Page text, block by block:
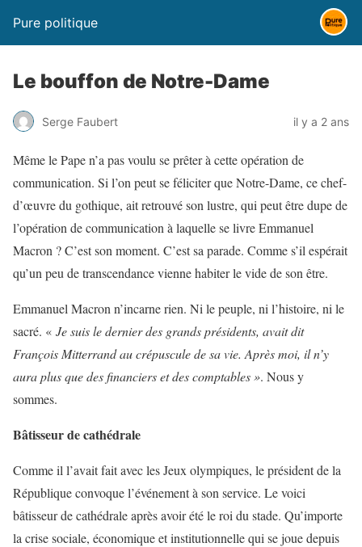
Pure politique
Le bouffon de Notre-Dame
Serge Faubert il y a 2 ans
Même le Pape n’a pas voulu se prêter à cette opération de
communication. Si l’on peut se féliciter que Notre-Dame, ce chef-
d’œuvre du gothique, ait retrouvé son lustre, qui peut être dupe de
l’opération de communication à laquelle se livre Emmanuel
Macron ? C’est son moment. C’est sa parade. Comme s’il espérait
qu’un peu de transcendance vienne habiter le vide de son être.
Emmanuel Macron n’incarne rien. Ni le peuple, ni l’histoire, ni le
sacré. « Je suis le dernier des grands présidents, avait dit
François Mitterrand au crépuscule de sa vie. Après moi, il n’y
aura plus que des financiers et des comptables ». Nous y
sommes.
Bâtisseur de cathédrale
Comme il l’avait fait avec les Jeux olympiques, le président de la
République convoque l’événement à son service. Le voici
bâtisseur de cathédrale après avoir été le roi du stade. Qu’importe
la crise sociale, économique et institutionnelle qui se joue depuis